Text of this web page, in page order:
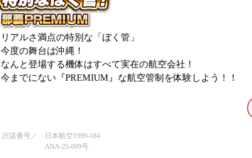
リアルさ満点の特別な「ぼく管」
今度の舞台は沖縄！
なんと登場する機体はすべて実在の航空会社！
今までにない『PREMIUM』な航空管制を体験しよう！！
許諾番号／
日本航空1999-184
ANA-25-009号